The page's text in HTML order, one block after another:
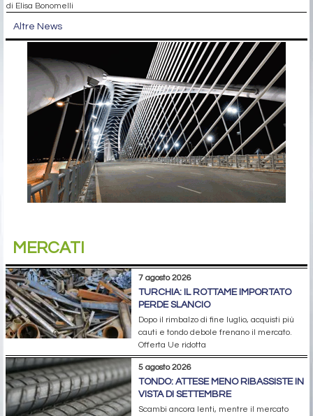
di Elisa Bonomelli
Altre News
MERCATI
7 agosto 2026
TURCHIA: IL ROTTAME IMPORTATO
PERDE SLANCIO
Dopo il rimbalzo di fine luglio, acquisti più
cauti e tondo debole frenano il mercato.
Offerta Ue ridotta
5 agosto 2026
TONDO: ATTESE MENO RIBASSISTE IN
VISTA DI SETTEMBRE
Scambi ancora lenti, mentre il mercato